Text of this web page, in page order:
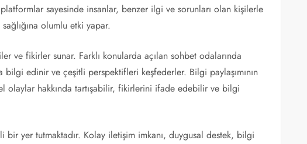
sayesinde insanlar, benzer ilgi ve sorunları olan kişilerle
olumlu etki yapar.
ve fikirler sunar. Farklı konularda açılan sohbet odalarında
bilgi edinir ve çeşitli perspektifleri keşfederler. Bilgi paylaşımının
olaylar hakkında tartışabilir, fikirlerini ifade edebilir ve bilgi
bir yer tutmaktadır. Kolay iletişim imkanı, duygusal destek, bilgi